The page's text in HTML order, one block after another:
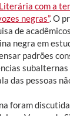
com a
negras”. O
de
negra em
padrões
das pessoas
foram